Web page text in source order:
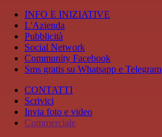
INFO E INIZIATIVE
L'Azienda
Pubblicità
Social Network
Community Facebook
Sms gratis su Whatsapp e Telegram
CONTATTI
Scrivici
Invia foto e video
Commerciale